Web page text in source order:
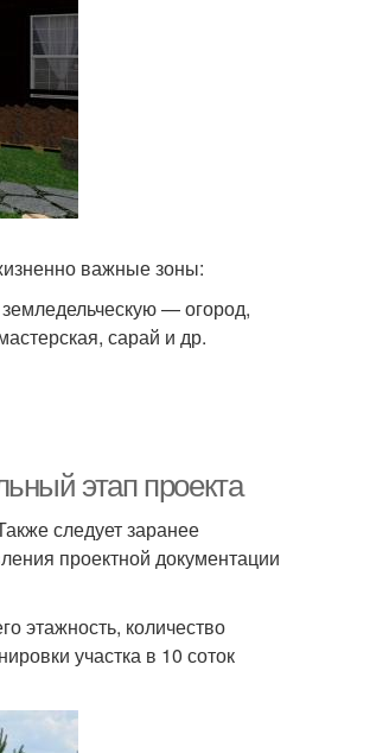
важные зоны:
— огород,
сарай и др.
этап проекта
следует заранее
проектной документации
этажность, количество
участка в 10 соток